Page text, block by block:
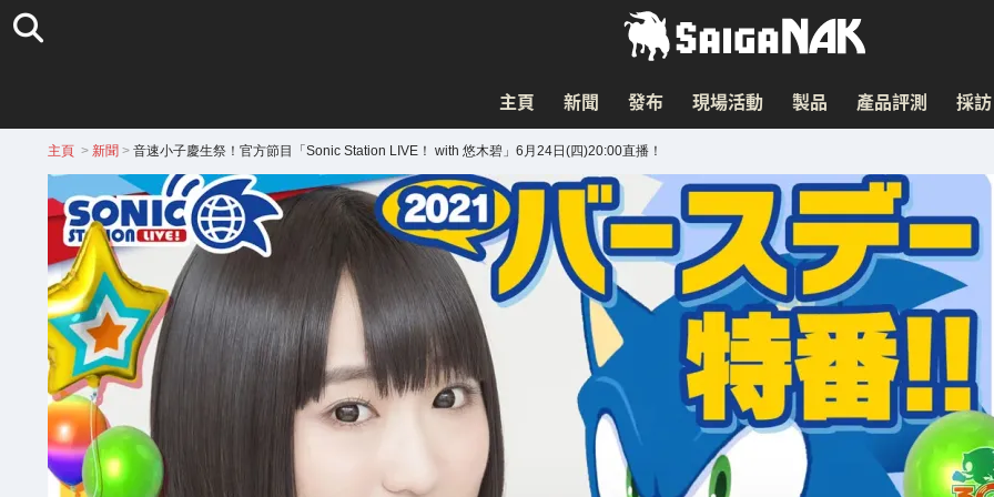
主頁 新聞 發布 現場活動 製品 產品評測 採訪
主頁 > 新聞 > 音速小子慶生祭！官方節目「Sonic Station LIVE！ with 悠木碧」6月24日(四)20:00直播！